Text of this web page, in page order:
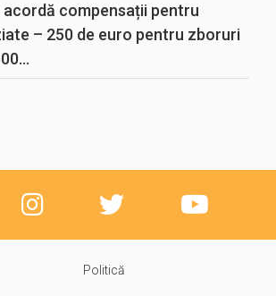
acordă compensații pentru
– 250 de euro pentru zboruri
Politică